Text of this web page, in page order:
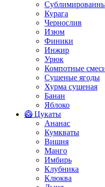
Курага
Чернослив
Изюм
Финики
Инжир
Урюк
Компотные
Сушеные ягоды
Хурма сушеная
Банан
Яблоко
🥝 Цукаты
Ананас
Кумкваты
Вишня
Манго
Имбирь
Клубника
Клюква